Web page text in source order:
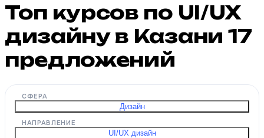
Топ курсов по UI/UX
дизайну в Казани 17
предложений
СФЕРА
Дизайн
НАПРАВЛЕНИЕ
UI/UX дизайн